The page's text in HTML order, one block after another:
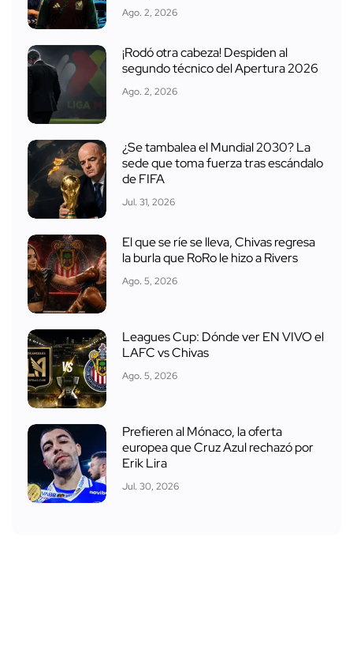
Ago. 2, 2026
¡Rodó otra cabeza! Despiden al
segundo técnico del Apertura 2026
Ago. 2, 2026
¿Se tambalea el Mundial 2030? La
sede que toma fuerza tras escándalo
de FIFA
Jul. 31, 2026
El que se ríe se lleva, Chivas regresa
la burla que RoRo le hizo a Rivers
Ago. 5, 2026
Leagues Cup: Dónde ver EN VIVO el
LAFC vs Chivas
Ago. 5, 2026
Prefieren al Mónaco, la oferta
europea que Cruz Azul rechazó por
Erik Lira
Jul. 30, 2026